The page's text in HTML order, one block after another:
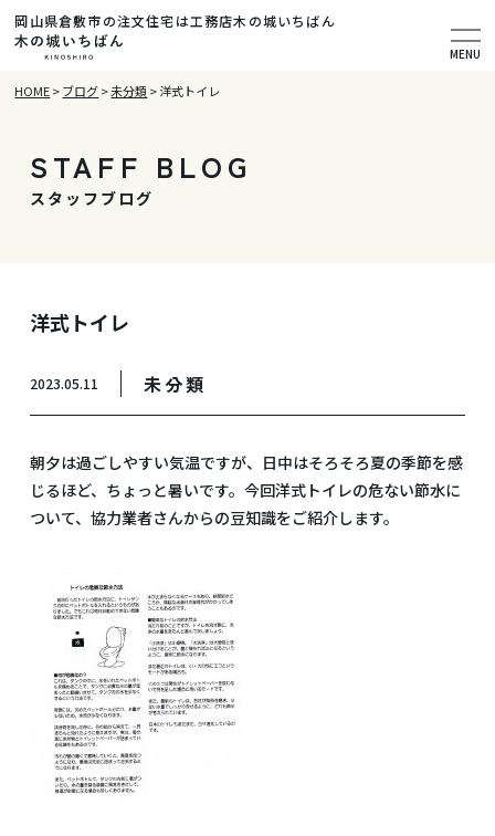
岡山県倉敷市の注文住宅は工務店木の城いちばん
MENU
HOME>ブログ>未分類>洋式トイレ
STAFF BLOG
スタッフブログ
洋式トイレ
2023.05.11 未分類
朝夕は過ごしやすい気温ですが、日中はそろそろ夏の季節を感
じるほど、ちょっと暑いです。今回洋式トイレの危ない節水に
ついて、協力業者さんからの豆知識をご紹介します。